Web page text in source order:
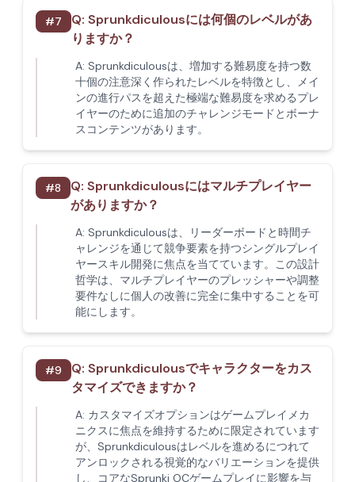
#7 Q: Sprunkdiculousには何個のレベルがあ
りますか？
A: Sprunkdiculousは、増加する難易度を持つ数
十個の注意深く作られたレベルを特徴とし、メイ
ンの進行パスを超えた極端な難易度を求めるプレ
イヤーのために追加のチャレンジモードとボーナ
スコンテンツがあります。
#8 Q: Sprunkdiculousにはマルチプレイヤー
がありますか？
A: Sprunkdiculousは、リーダーボードと時間チ
ャレンジを通じて競争要素を持つシングルプレイ
ヤースキル開発に焦点を当てています。この設計
哲学は、マルチプレイヤーのプレッシャーや調整
要件なしに個人の改善に完全に集中することを可
能にします。
#9 Q: Sprunkdiculousでキャラクターをカス
タマイズできますか？
A: カスタマイズオプションはゲームプレイメカ
ニクスに焦点を維持するために限定されています
が、Sprunkdiculousはレベルを進めるにつれて
アンロックされる視覚的なバリエーションを提供
し、コアなSprunki OCゲームプレイに影響を与